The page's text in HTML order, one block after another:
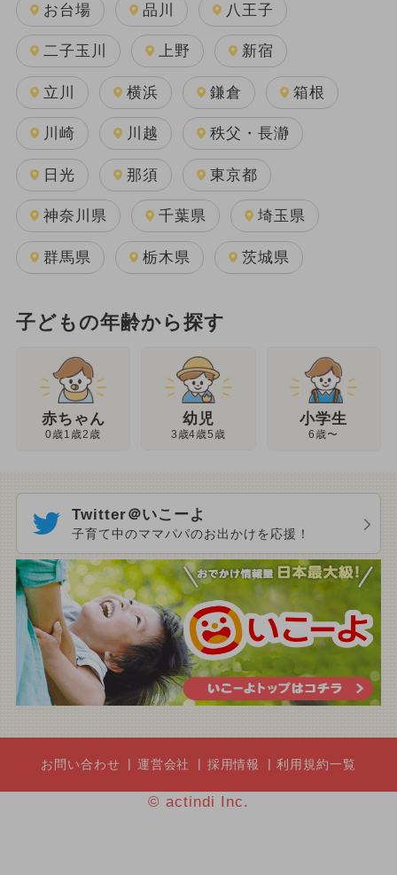
お台場 品川 八王子
二子玉川 上野 新宿
立川 横浜 鎌倉 箱根
川崎 川越 秩父・長瀞
日光 那須 東京都
神奈川県 千葉県 埼玉県
群馬県 栃木県 茨城県
子どもの年齢から探す
赤ちゃん
0歳1歳2歳
幼児
3歳4歳5歳
小学生
6歳〜
Twitter＠いこーよ
子育て中のママパパのお出かけを応援！
お問い合わせ 運営会社 採用情報 利用規約一覧
© actindi Inc.